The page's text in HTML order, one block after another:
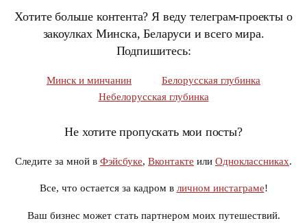
Хотите больше контента? Я веду телеграм-проекты о
закоулках Минска, Беларуси и всего мира.
Подпишитесь:
Минск и минчанин
Белорусская глубинка
Небелорусская глубинка
Не хотите пропускать мои посты?
Следите за мной в Фэйсбуке, Вконтакте или Одноклассниках.
Все, что остается за кадром в личном инстаграме!
Ваш бизнес может стать партнером моих путешествий.